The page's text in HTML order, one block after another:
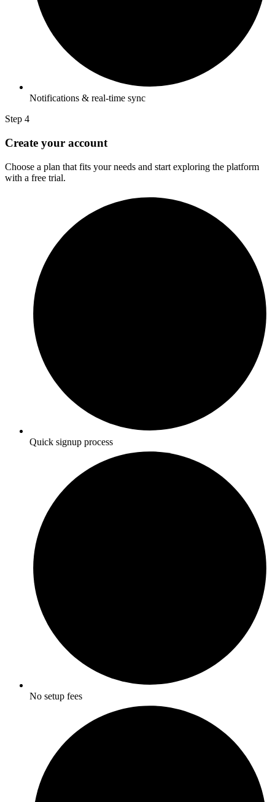
Notifications & real-time sync
Step 4
Create your account
Choose a plan that fits your needs and start exploring the platform
with a free trial.
Quick signup process
No setup fees